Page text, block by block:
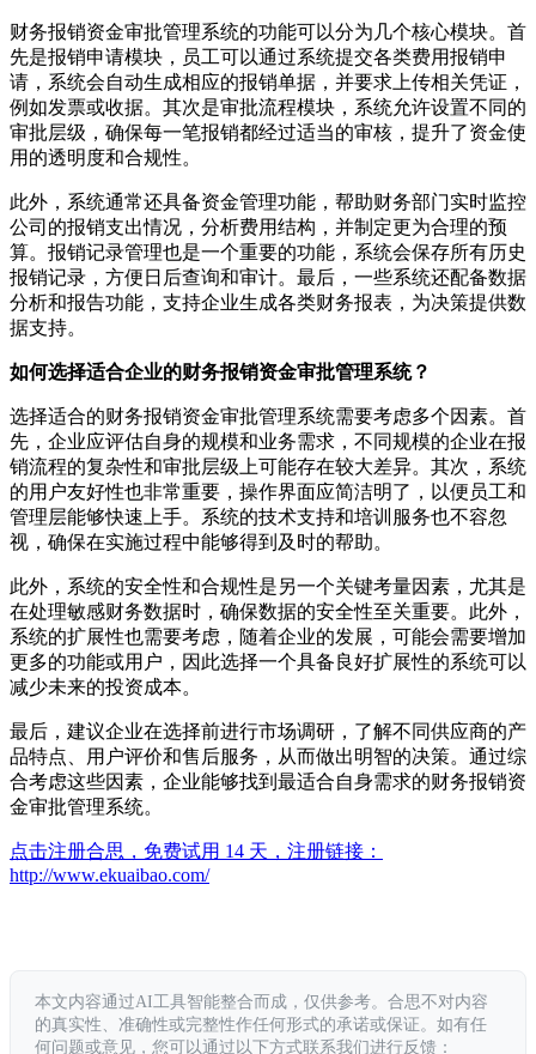
财务报销资金审批管理系统的功能可以分为几个核心模块。首
先是报销申请模块，员工可以通过系统提交各类费用报销申
请，系统会自动生成相应的报销单据，并要求上传相关凭证，
例如发票或收据。其次是审批流程模块，系统允许设置不同的
审批层级，确保每一笔报销都经过适当的审核，提升了资金使
用的透明度和合规性。
此外，系统通常还具备资金管理功能，帮助财务部门实时监控
公司的报销支出情况，分析费用结构，并制定更为合理的预
算。报销记录管理也是一个重要的功能，系统会保存所有历史
报销记录，方便日后查询和审计。最后，一些系统还配备数据
分析和报告功能，支持企业生成各类财务报表，为决策提供数
据支持。
如何选择适合企业的财务报销资金审批管理系统？
选择适合的财务报销资金审批管理系统需要考虑多个因素。首
先，企业应评估自身的规模和业务需求，不同规模的企业在报
销流程的复杂性和审批层级上可能存在较大差异。其次，系统
的用户友好性也非常重要，操作界面应简洁明了，以便员工和
管理层能够快速上手。系统的技术支持和培训服务也不容忽
视，确保在实施过程中能够得到及时的帮助。
此外，系统的安全性和合规性是另一个关键考量因素，尤其是
在处理敏感财务数据时，确保数据的安全性至关重要。此外，
系统的扩展性也需要考虑，随着企业的发展，可能会需要增加
更多的功能或用户，因此选择一个具备良好扩展性的系统可以
减少未来的投资成本。
最后，建议企业在选择前进行市场调研，了解不同供应商的产
品特点、用户评价和售后服务，从而做出明智的决策。通过综
合考虑这些因素，企业能够找到最适合自身需求的财务报销资
金审批管理系统。
点击注册合思，免费试用 14 天，注册链接：
http://www.ekuaibao.com/
本文内容通过AI工具智能整合而成，仅供参考。合思不对内容
的真实性、准确性或完整性作任何形式的承诺或保证。如有任
何问题或意见，您可以通过以下方式联系我们进行反馈：